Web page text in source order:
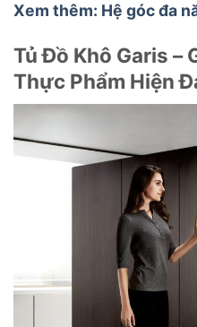
Xem thêm: Hệ góc đa
Tủ Đồ Khô Garis –
Thực Phẩm Hiện